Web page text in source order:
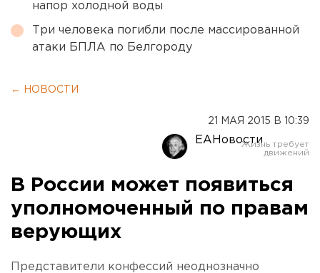
напор холодной воды
Три человека погибли после массированной
атаки БПЛА по Белгороду
← НОВОСТИ
21 МАЯ 2015 В 10:39
ЕАНовости
В России может появиться
уполномоченный по правам
верующих
Представители конфессий неоднозначно